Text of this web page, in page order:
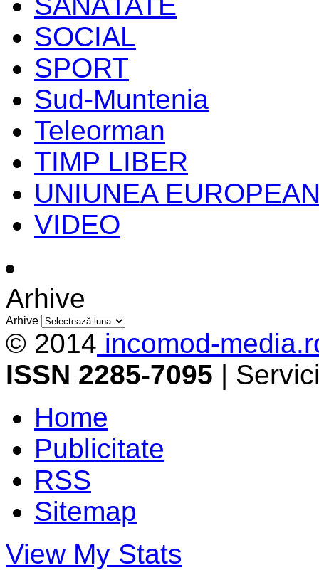
SOCIAL
SPORT
Sud-Muntenia
Teleorman
TIMP LIBER
UNIUNEA
VIDEO
Arhive
Arhive
© 2014 incomod-
ISSN 2285-7095 |
Home
Publicitate
RSS
Sitemap
View My Stats